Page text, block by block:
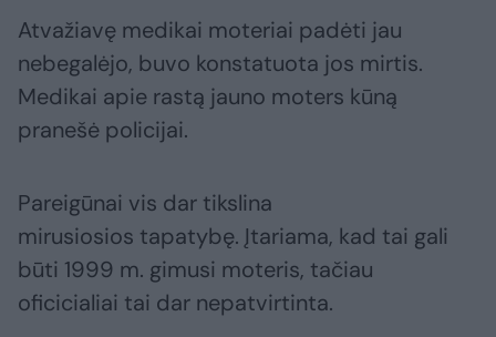
Atvažiavę medikai moteriai padėti jau
nebegalėjo, buvo konstatuota jos mirtis.
Medikai apie rastą jauno moters kūną
pranešė policijai.
Pareigūnai vis dar tikslina
mirusiosios tapatybę. Įtariama, kad tai gali
būti 1999 m. gimusi moteris, tačiau
oficicialiai tai dar nepatvirtinta.